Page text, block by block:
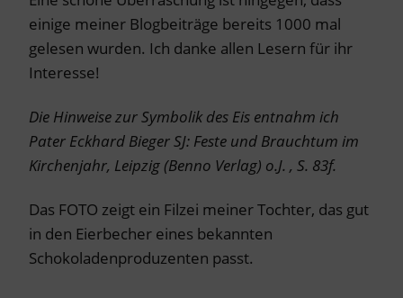
einige meiner Blogbeiträge bereits 1000 mal
gelesen wurden. Ich danke allen Lesern für ihr
Interesse!
Die Hinweise zur Symbolik des Eis entnahm ich
Pater Eckhard Bieger SJ: Feste und Brauchtum im
Kirchenjahr, Leipzig (Benno Verlag) o.J. , S. 83f.
Das FOTO zeigt ein Filzei meiner Tochter, das gut
in den Eierbecher eines bekannten
Schokoladenproduzenten passt.